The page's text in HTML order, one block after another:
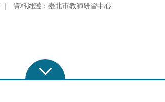
資料維護：臺北市教師研習中心